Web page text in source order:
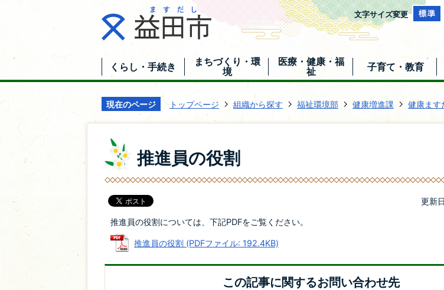
文字サイズ変更
くらし・手続き
まちづくり・環
境
医療・健康・福
祉
子育て・教育
現在のページ トップページ 組織から探す 福祉環境部 健康増進課 健康ます
推進員の役割
更新
推進員の役割については、下記PDFをご覧ください。
推進員の役割 (PDFファイル: 192.4KB)
この記事に関するお問い合わせ先